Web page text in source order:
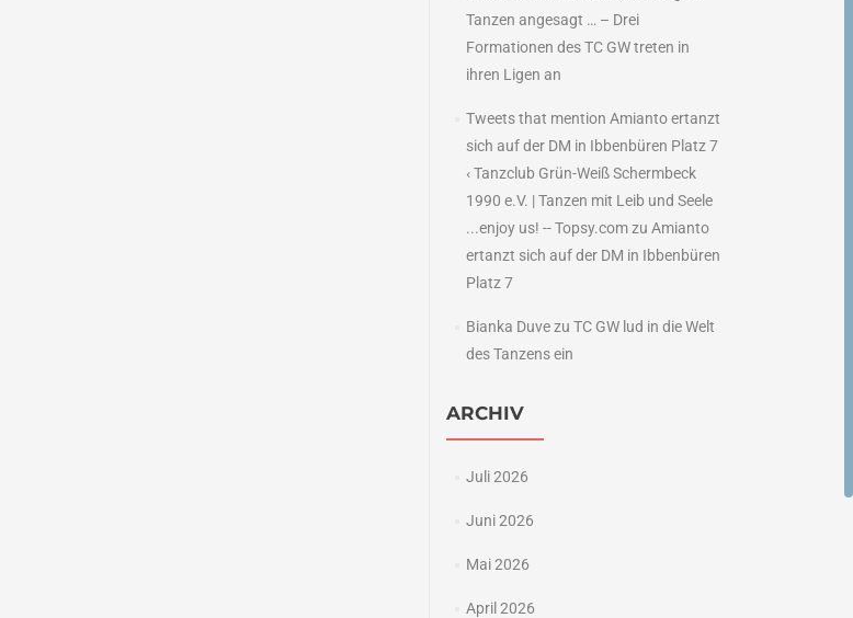
Tanzen angesagt … – Drei
Formationen des TC GW treten in
ihren Ligen an
Tweets that mention Amianto ertanzt
sich auf der DM in Ibbenbüren Platz 7
‹ Tanzclub Grün-Weiß Schermbeck
1990 e.V. | Tanzen mit Leib und Seele
...enjoy us! -- Topsy.comzu Amianto
ertanzt sich auf der DM in Ibbenbüren
Platz 7
Bianka Duvezu TC GW lud in die Welt
des Tanzens ein
ARCHIV
Juli 2026
Juni 2026
Mai 2026
April 2026